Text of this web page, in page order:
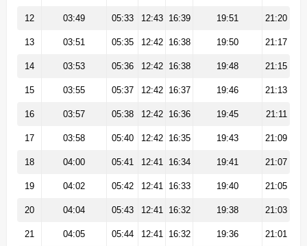
12 03:49 05:33 12:43 16:39 19:51 21:20
13 03:51 05:35 12:42 16:38 19:50 21:17
14 03:53 05:36 12:42 16:38 19:48 21:15
15 03:55 05:37 12:42 16:37 19:46 21:13
16 03:57 05:38 12:42 16:36 19:45 21:11
17 03:58 05:40 12:42 16:35 19:43 21:09
18 04:00 05:41 12:41 16:34 19:41 21:07
19 04:02 05:42 12:41 16:33 19:40 21:05
20 04:04 05:43 12:41 16:32 19:38 21:03
21 04:05 05:44 12:41 16:32 19:36 21:01